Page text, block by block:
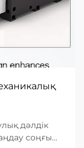
дәлдік
соңғы